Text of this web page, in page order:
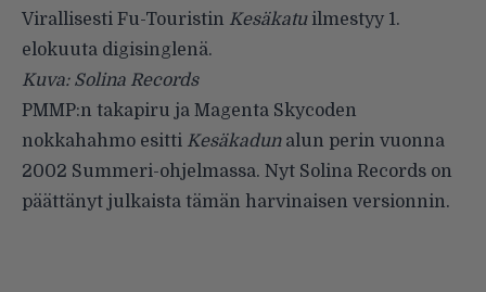
Virallisesti Fu-Touristin Kesäkatuilmestyy 1.
elokuuta digisinglenä.
Kuva: Solina Records
PMMP:n takapiru ja Magenta Skycoden
nokkahahmo esitti Kesäkadunalun perin vuonna
2002 Summeri-ohjelmassa. Nyt Solina Records on
päättänyt julkaista tämän harvinaisen versionnin.